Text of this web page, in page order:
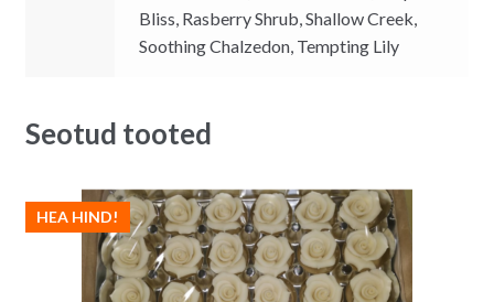
Bliss, Rasberry Shrub, Shallow Creek,
Soothing Chalzedon, Tempting Lily
Seotud tooted
HEA HIND!